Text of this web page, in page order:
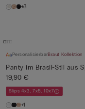
+3
PersonalisierbarBraut Kollektion
Panty im Brasil-Stil aus
19,90 €
Slips 4x3, 7x5, 10x7
+1